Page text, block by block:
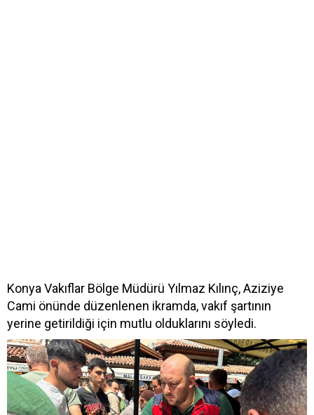
Konya Vakıflar Bölge Müdürü Yılmaz Kılınç, Aziziye
Cami önünde düzenlenen ikramda, vakıf şartının
yerine getirildiği için mutlu olduklarını söyledi.